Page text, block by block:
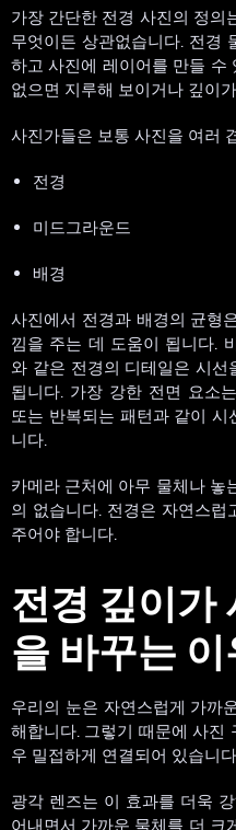
가장 간단한 전경 사진의 정의
무엇이든 상관없습니다. 전경
하고 사진에 레이어를 만들 수
없으면 지루해 보이거나 깊이
사진가들은 보통 사진을 여러
전경
미드그라운드
배경
사진에서 전경과 배경의 균형
낌을 주는 데 도움이 됩니다.
와 같은 전경의 디테일은 시선
됩니다. 가장 강한 전면 요소
또는 반복되는 패턴과 같이
니다.
카메라 근처에 아무 물체나 놓
의 없습니다. 전경은 자연스
주어야 합니다.
전경 깊이가
을 바꾸는 이
우리의 눈은 자연스럽게 가까
해합니다. 그렇기 때문에 사진
우 밀접하게 연결되어 있습니
광각 렌즈는 이 효과를 더욱
어내면서 가까운 물체를 더 크